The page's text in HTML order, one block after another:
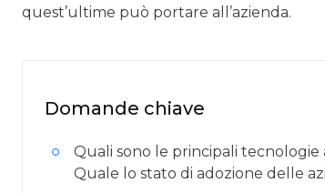
quest’ultime può portare all’azienda.
Domande chiave
Quali sono le principali tecnologie
Quale lo stato di adozione delle